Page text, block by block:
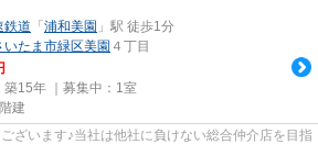
鉄道 「 浦和美園 」駅 徒歩1分
いたま市緑区美園 ４丁目
15年 ｜募集中： 1室
建
ざいます♪当社は他社に負けない総合仲介店を目指